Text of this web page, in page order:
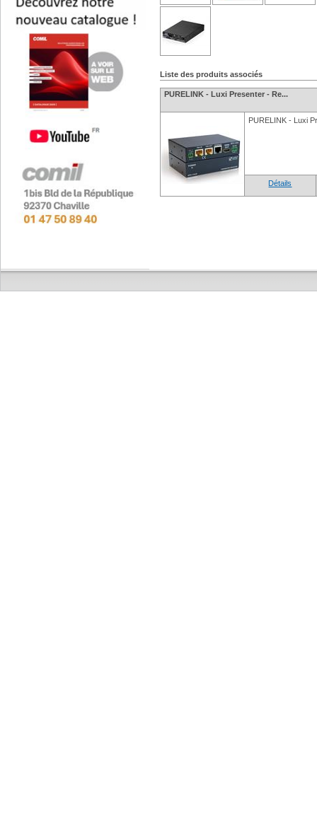
Liste des produits associés
PURELINK - Luxi Presenter - Re...
PURELINK - Luxi
Détails